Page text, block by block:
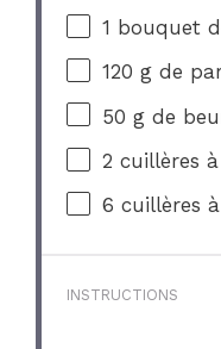
1 bouquet
120 g de
50 g de
2 cuillères
6 cuillères
INSTRUCTIONS